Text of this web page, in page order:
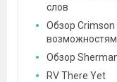
слов
Обзор
Обзор
RV There Yet